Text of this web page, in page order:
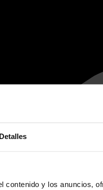
Detalles
y los anuncios,